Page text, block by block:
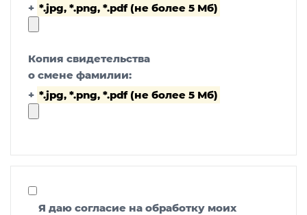
+ *.jpg, *.png, *.pdf (не более 5 Мб)
Копия свидетельства
о смене фамилии:
+ *.jpg, *.png, *.pdf (не более 5 Мб)
Я даю согласие на обработку моих